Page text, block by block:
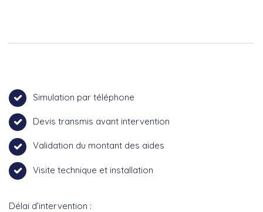
Simulation par téléphone
Devis transmis avant intervention
Validation du montant des aides
Visite technique et installation
Délai d’intervention :